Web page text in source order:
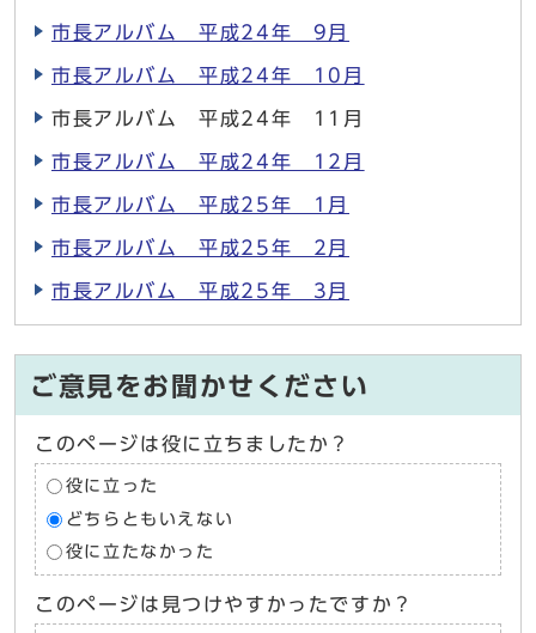
市長アルバム 平成24年 9月
市長アルバム 平成24年 10月
市長アルバム 平成24年 11月
市長アルバム 平成24年 12月
市長アルバム 平成25年 1月
市長アルバム 平成25年 2月
市長アルバム 平成25年 3月
ご意見をお聞かせください
このページは役に立ちましたか？
役に立った
どちらともいえない
役に立たなかった
このページは見つけやすかったですか？